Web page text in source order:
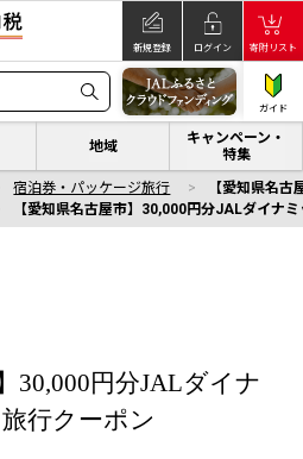
新規登録 ログイン 寄附リスト
ガイド
地域
キャンペーン・
特集
宿泊券・パッケージ旅行
【愛知県名
【愛知県名古屋市】30,000円分JALダイナ
30,000円分JALダイナ
行クーポン